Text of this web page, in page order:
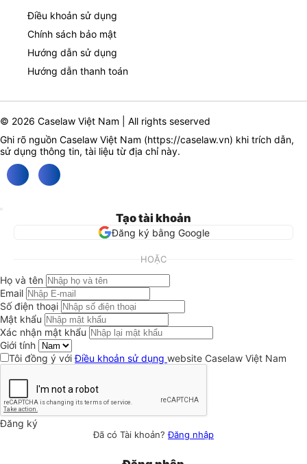
Điều khoản sử dụng
Chính sách bảo mật
Hướng dẫn sử dụng
Hướng dẫn thanh toán
© 2026 Caselaw Việt Nam | All rights seserved
Ghi rõ nguồn Caselaw Việt Nam (https://caselaw.vn) khi trích dẫn,
sử dụng thông tin, tài liệu từ địa chỉ này.
Tạo tài khoản
Đăng ký bằng Google
HOẶC
Họ và tên
Email
Số điện thoại
Mật khẩu
Xác nhận mật khẩu
Giới tính
Tôi đồng ý vớiĐiều khoản sử dụng website Caselaw Việt Nam
Đăng ký
Đã có Tài khoản?Đăng nhập